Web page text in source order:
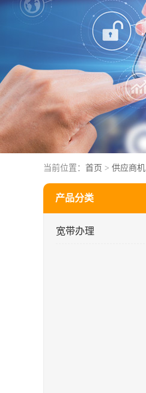
当前位置： 首页 > 供应商机
产品分类
宽带办理